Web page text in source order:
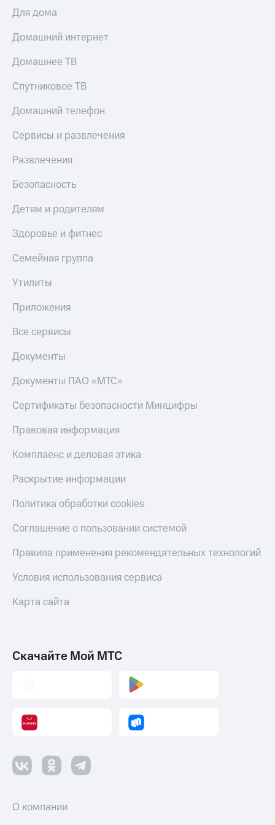
Для дома
Домашний интернет
Домашнее ТВ
Спутниковое ТВ
Домашний телефон
Сервисы и развлечения
Развлечения
Безопасность
Детям и родителям
Здоровье и фитнес
Семейная группа
Утилиты
Приложения
Все сервисы
Документы
Документы ПАО «МТС»
Сертификаты безопасности Минцифры
Правовая информация
Комплаенс и деловая этика
Раскрытие информации
Политика обработки cookies
Соглашение о пользовании системой
Правила применения рекомендательных технологий
Условия использования сервиса
Карта сайта
Скачайте Мой МТС
О компании